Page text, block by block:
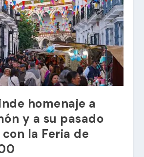
homenaje a
y a su pasado
la Feria de